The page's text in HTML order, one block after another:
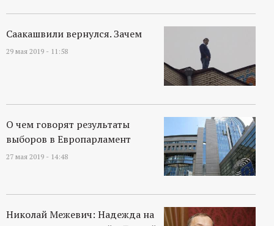
Саакашвили вернулся. Зачем
29 мая 2019 - 11:58
О чем говорят результаты
выборов в Европарламент
27 мая 2019 - 14:48
Николай Межевич: Надежда на